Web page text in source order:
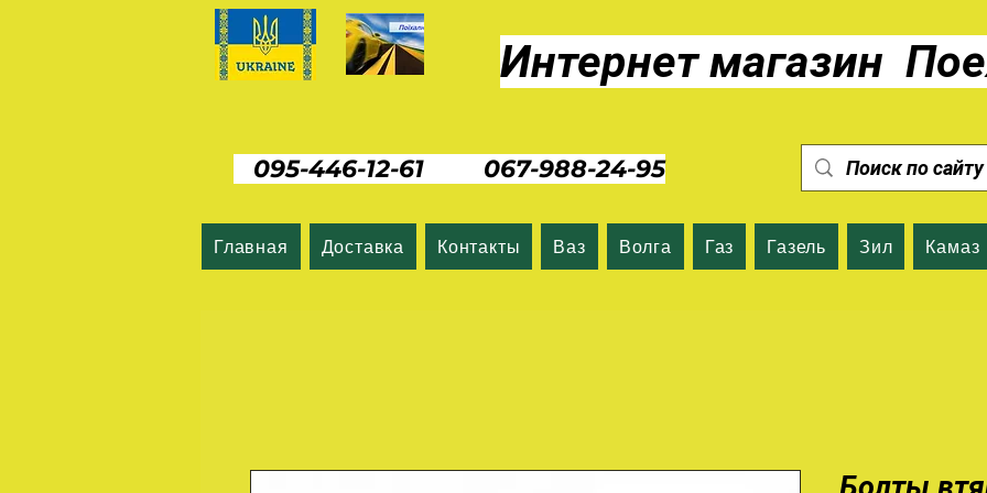
Интернет магазин
095-446-12-61 067-988-24-95
Главная Доставка Контакты Ваз Волга Газ Газель Зил Камаз